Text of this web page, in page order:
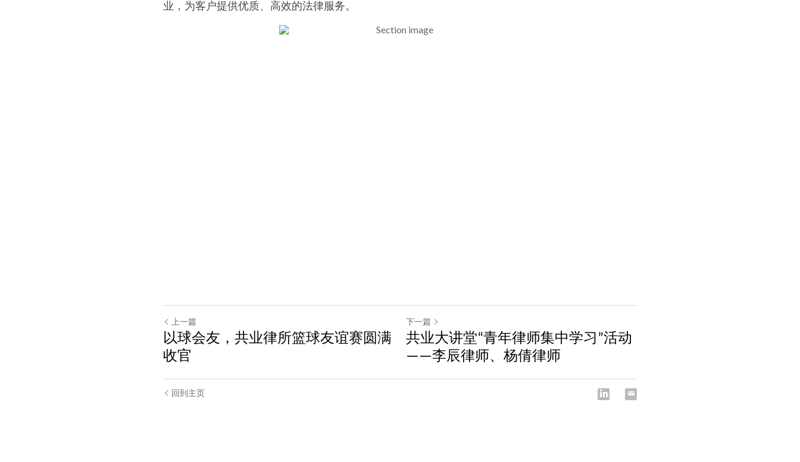
业，为客户提供优质、高效的法律服务。
上一篇
以球会友，共业律所篮球友谊赛圆满
收官
下一篇
共业大讲堂“青年律师集中学习”活动
——李辰律师、杨倩律师
回到主页